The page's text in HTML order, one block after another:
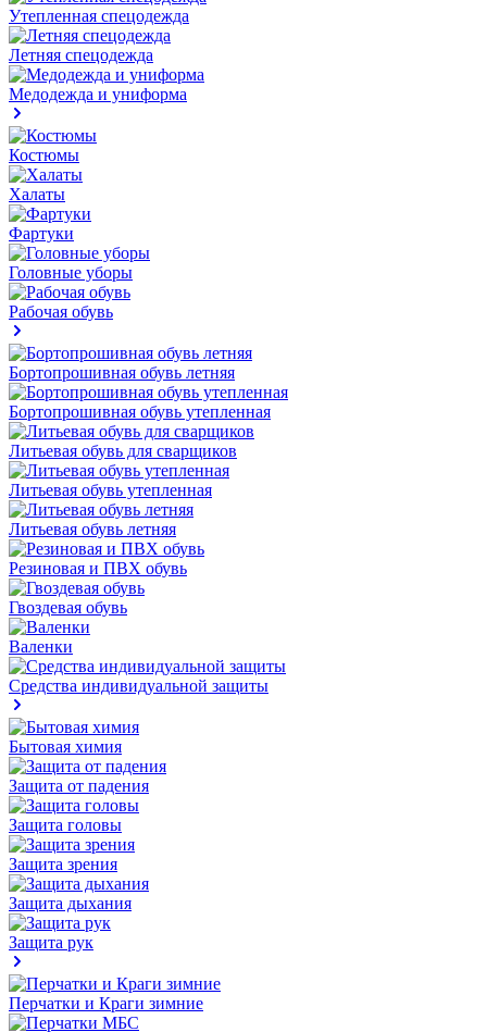
Утепленная спецодежда
Летняя спецодежда
Медодежда и униформа
Костюмы
Халаты
Фартуки
Головные уборы
Рабочая обувь
Бортопрошивная обувь летняя
Бортопрошивная обувь утепленная
Литьевая обувь для сварщиков
Литьевая обувь утепленная
Литьевая обувь летняя
Резиновая и ПВХ обувь
Гвоздевая обувь
Валенки
Средства индивидуальной защиты
Бытовая химия
Защита от падения
Защита головы
Защита зрения
Защита дыхания
Защита рук
Перчатки и Краги зимние